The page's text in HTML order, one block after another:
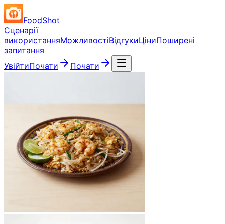
FoodShot
Сценарії
використанняМожливостіВідгукиЦіниПоширені
запитання
УвійтиПочати Почати